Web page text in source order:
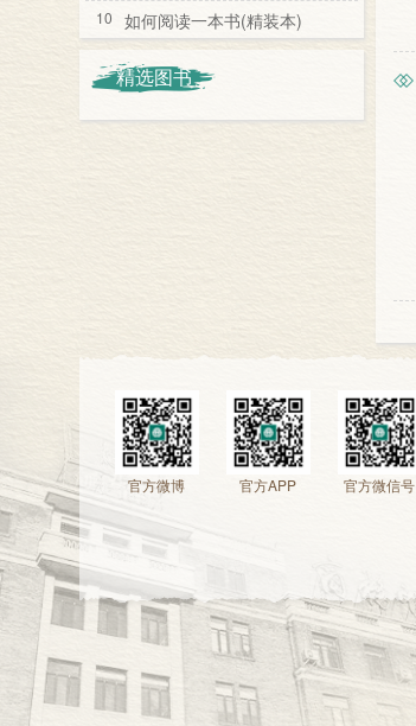
10 如何阅读一本书(精装本)
精选图书
官方微博 官方APP 官方微信号